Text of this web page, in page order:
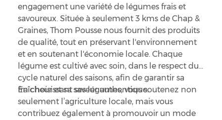
engagement une variété de légumes frais et
savoureux. Située à seulement 3 kms de Chap &
Graines, Thom Pousse nous fournit des produits
de qualité, tout en préservant l'environnement
et en soutenant l'économie locale. Chaque
légume est cultivé avec soin, dans le respect du
cycle naturel des saisons, afin de garantir sa
fraîcheur et sa saveur authentique.
En choisissant ses légumes, vous soutenez non
seulement l’agriculture locale, mais vous
contribuez également à promouvoir un mode